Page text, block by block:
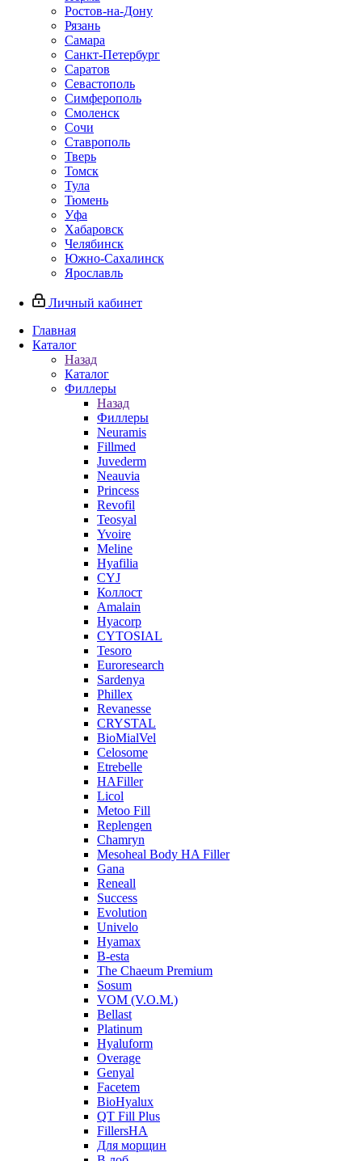
Ростов-на-Дону
Рязань
Самара
Санкт-Петербург
Саратов
Севастополь
Симферополь
Смоленск
Сочи
Ставрополь
Тверь
Томск
Тула
Тюмень
Уфа
Хабаровск
Челябинск
Южно-Сахалинск
Ярославль
Личный кабинет
Главная
Каталог
Назад
Каталог
Филлеры
Назад
Филлеры
Neuramis
Fillmed
Juvederm
Neauvia
Princess
Revofil
Teosyal
Yvoire
Meline
Hyafilia
CYJ
Коллост
Amalain
Hyacorp
CYTOSIAL
Tesoro
Euroresearch
Sardenya
Phillex
Revanesse
CRYSTAL
BioMialVel
Celosome
Etrebelle
HAFiller
Licol
Metoo Fill
Replengen
Chamryn
Mesoheal Body HA Filler
Gana
Reneall
Success
Evolution
Univelo
Hyamax
B-esta
The Chaeum Premium
Sosum
VOM (V.O.M.)
Bellast
Platinum
Hyaluform
Overage
Genyal
Facetem
BioHyalux
QT Fill Plus
FillersHA
Для морщин